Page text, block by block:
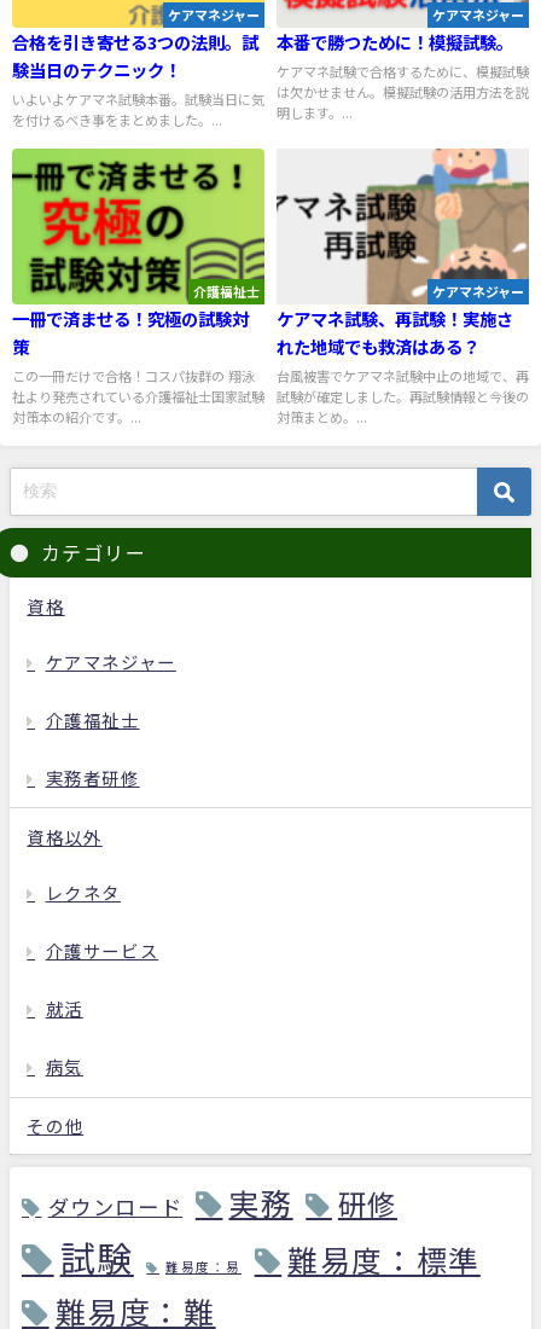
ケアマネジャー
合格を引き寄せる3つの法則。試
験当日のテクニック！
いよいよケアマネ試験本番。試験当日に気
を付けるべき事をまとめました。...
ケアマネジャー
本番で勝つために！模擬試験。
ケアマネ試験で合格するために、模擬試験
は欠かせません。模擬試験の活用方法を説
明します。...
介護福祉士
一冊で済ませる！究極の試験対
策
この一冊だけで合格！コスパ抜群の 翔泳
社より発売されている介護福祉士国家試験
対策本の紹介です。...
ケアマネジャー
ケアマネ試験、再試験！実施さ
れた地域でも救済はある？
台風被害でケアマネ試験中止の地域で、再
試験が確定しました。再試験情報と今後の
対策まとめ。...
カテゴリー
資格
ケアマネジャー
介護福祉士
実務者研修
資格以外
レクネタ
介護サービス
就活
病気
その他
ダウンロード 実務 研修
試験 難易度：易
難易度：標準
難易度：難